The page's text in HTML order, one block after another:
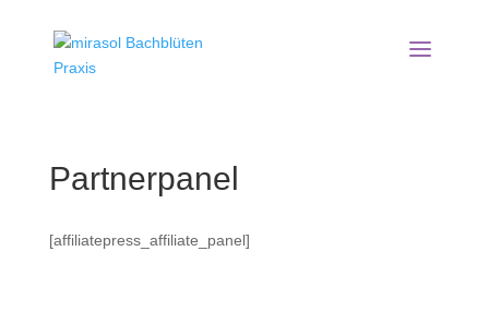
Partnerpanel
[affiliatepress_affiliate_panel]